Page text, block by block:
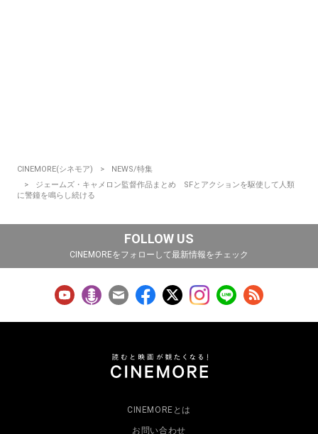
CINEMORE(シネモア)
NEWS/特集
ジェームズ・キャメロン監督作品まとめ SFとアクションを駆使して人類
に警鐘を鳴らし続ける
FOLLOW US
CINEMOREをフォローして最新情報をチェック
CINEMOREとは
お問い合わせ